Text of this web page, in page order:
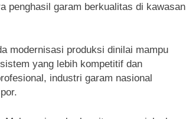
penghasil garam berkualitas di kawasan
modernisasi produksi dinilai mampu
yang lebih kompetitif dan
industri garam nasional